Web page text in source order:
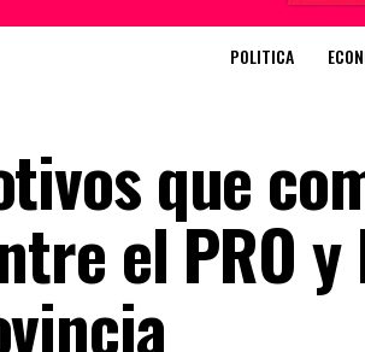
POLITICA
que
el PRO